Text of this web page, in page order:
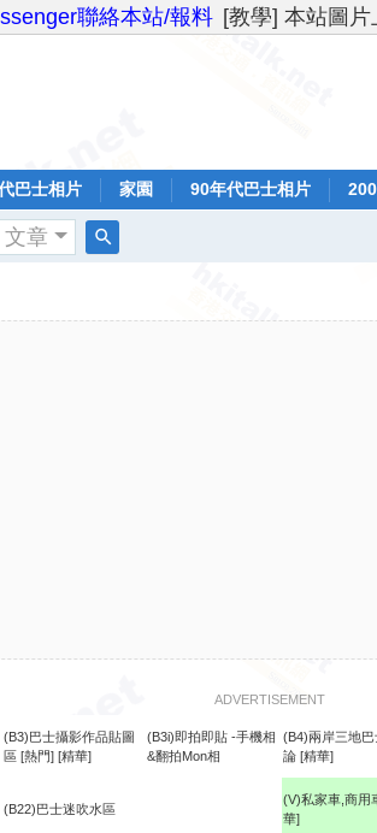
聯絡本站/報料 [教學] 本站圖
巴士相片 家園 90年代巴士相片
文章
ADVERTISEMENT
(B3)巴士攝影作品貼圖
區 [熱門] [精華]
(B3i)即拍即貼 -手機相
&翻拍Mon相
(B4)兩岸三地巴
論 [精華]
(B22)巴士迷吹水區
(V)私家車,商用
華]